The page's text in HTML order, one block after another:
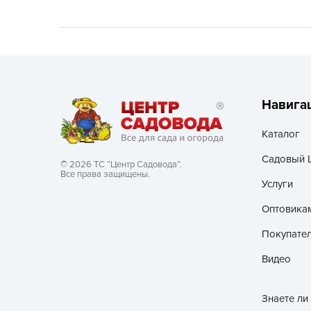
Хозяйственные товары
© 2026 ТС “Центр Садовода”.
Все права защищены.
Каталог
Садовый
Услуги
Видео
Знаете